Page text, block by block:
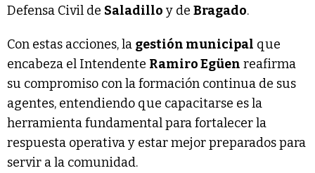
Defensa Civil de Saladillo y de Bragado.
Con estas acciones, la gestión municipal que
encabeza el Intendente Ramiro Egüen reafirma
su compromiso con la formación continua de sus
agentes, entendiendo que capacitarse es la
herramienta fundamental para fortalecer la
respuesta operativa y estar mejor preparados para
servir a la comunidad.